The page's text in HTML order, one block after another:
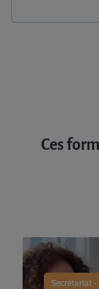
Ces
Secrétariat